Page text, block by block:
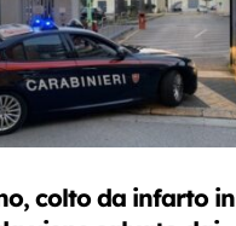
colto da infarto in